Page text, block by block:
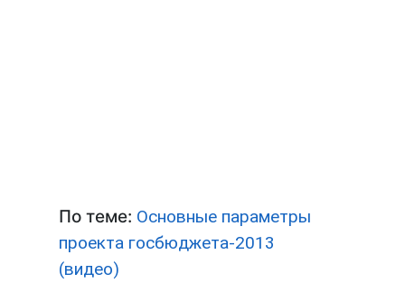
По теме: Основные параметры
проекта госбюджета-2013
(видео)